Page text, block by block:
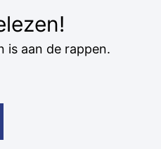
is aan de rappen.